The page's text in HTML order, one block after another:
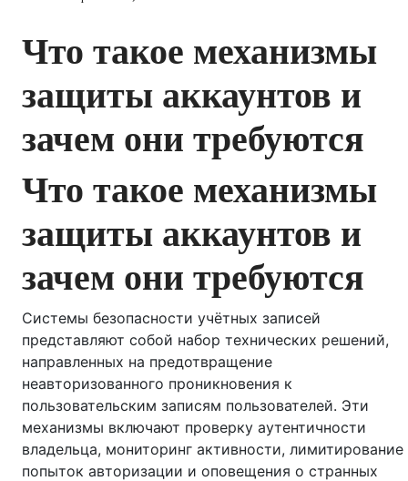
Что такое механизмы
защиты аккаунтов и
зачем они требуются
Что такое механизмы
защиты аккаунтов и
зачем они требуются
Системы безопасности учётных записей
представляют собой набор технических решений,
направленных на предотвращение
неавторизованного проникновения к
пользовательским записям пользователей. Эти
механизмы включают проверку аутентичности
владельца, мониторинг активности, лимитирование
попыток авторизации и оповещения о странных